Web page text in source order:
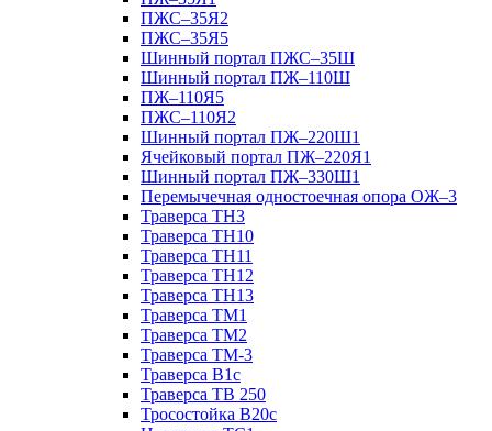
ПЖС–35Я2
ПЖС–35Я5
Шинный портал ПЖС–35Ш
Шинный портал ПЖ–110Ш
ПЖ–110Я5
ПЖС–110Я2
Шинный портал ПЖ–220Ш1
Ячейковый портал ПЖ–220Я1
Шинный портал ПЖ–330Ш1
Перемычечная одностоечная опора ОЖ–3
Траверса ТН3
Траверса ТН10
Траверса ТН11
Траверса ТН12
Траверса ТН13
Траверса ТМ1
Траверса ТМ2
Траверса ТМ-3
Траверса В1с
Траверса ТВ 250
Тросостойка В20с